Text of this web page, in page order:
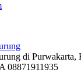
di Purwakarta,
08871911935